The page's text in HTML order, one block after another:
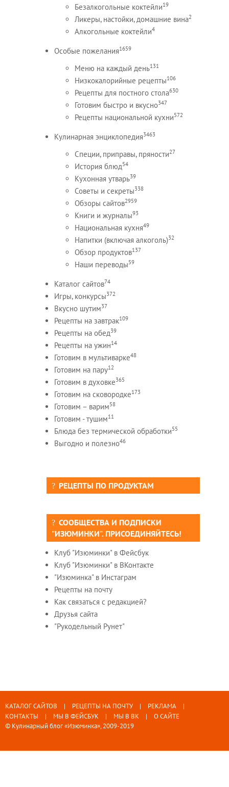
Безалкогольные коктейли19
Ликеры, настойки, домашние вина2
Алкогольные коктейли4
Особые пожелания1659
Меню на каждый день131
Низкокалорийные рецепты106
Рецепты для постного стола630
Готовим быстро и вкусно347
Рецепты национальной кухни572
Кулинарная энциклопедия3463
Специи, приправы, пряности27
История блюд54
Кухонная утварь39
Советы и секреты338
Обзоры сайтов2959
Книги и журналы93
Национальная кухня49
Напитки (включая алкоголь)32
Обзор продуктов137
Наши переводы59
Каталог сайтов74
Игры, конкурсы372
Вкусно шутим37
Рецепты на завтрак109
Рецепты на обед39
Рецепты на ужин14
Готовим в мультиварке48
Готовим на пару12
Готовим в духовке365
Готовим на сковородке173
Готовим – варим58
Готовим - тушим11
Блюда без термической обработки55
Выгодно и полезно46
РЕЦЕПТЫ ПО ПРОДУКТАМ
СООБЩЕСТВА И ПОДПИСКИ
"ИЗЮМИНКИ". ПРИСОЕДИНЯЙТЕСЬ!
Клуб "Изюминки" в Фейсбук
Клуб "Изюминки" в ВКонтакте
"Изюминка" в Инстаграм
Рецепты на почту
Как связаться с редакцией?
Друзья сайта
"Рукодельный Рунет"
КАТАЛОГ САЙТОВ РЕЦЕПТЫ НА ПОЧТУ
РЕКЛАМА
КОНТАКТЫ
МЫ В ФЕЙСБУК МЫ В ВК
О САЙТЕ
© Кулинарный блог «Изюминка», 2009-2019